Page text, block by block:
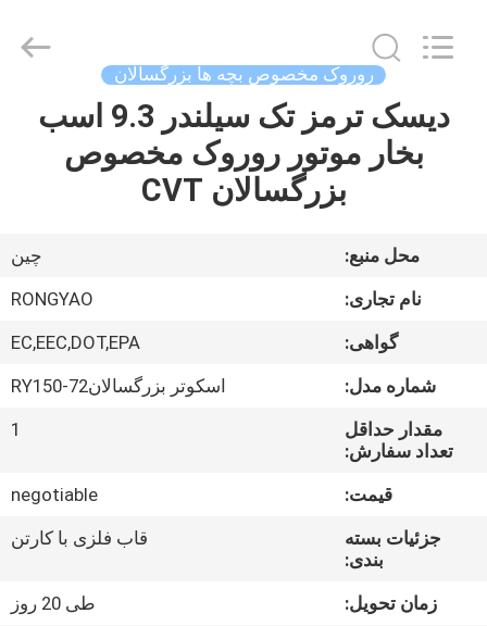
خانه
درباره
کارخانه
کنترل
Vehicle
Co.,Ltd.
روروک مخصوص بچه ها بزرگسالان
دیسک ترمز تک سیلندر 9.3 اسب
بخار موتور روروک مخصوص
بزرگسالان CVT
محل منبع:
چین
نام تجاری:
RONGYAO
گواهی:
EC,EEC,DOT,EPA
شماره مدل:
اسکوتر بزرگسالانRY150-72
مقدار حداقل
تعداد سفارش:
1
قیمت:
negotiable
جزئیات بسته
بندی:
قاب فلزی با کارتن
زمان تحویل:
طی 20 روز